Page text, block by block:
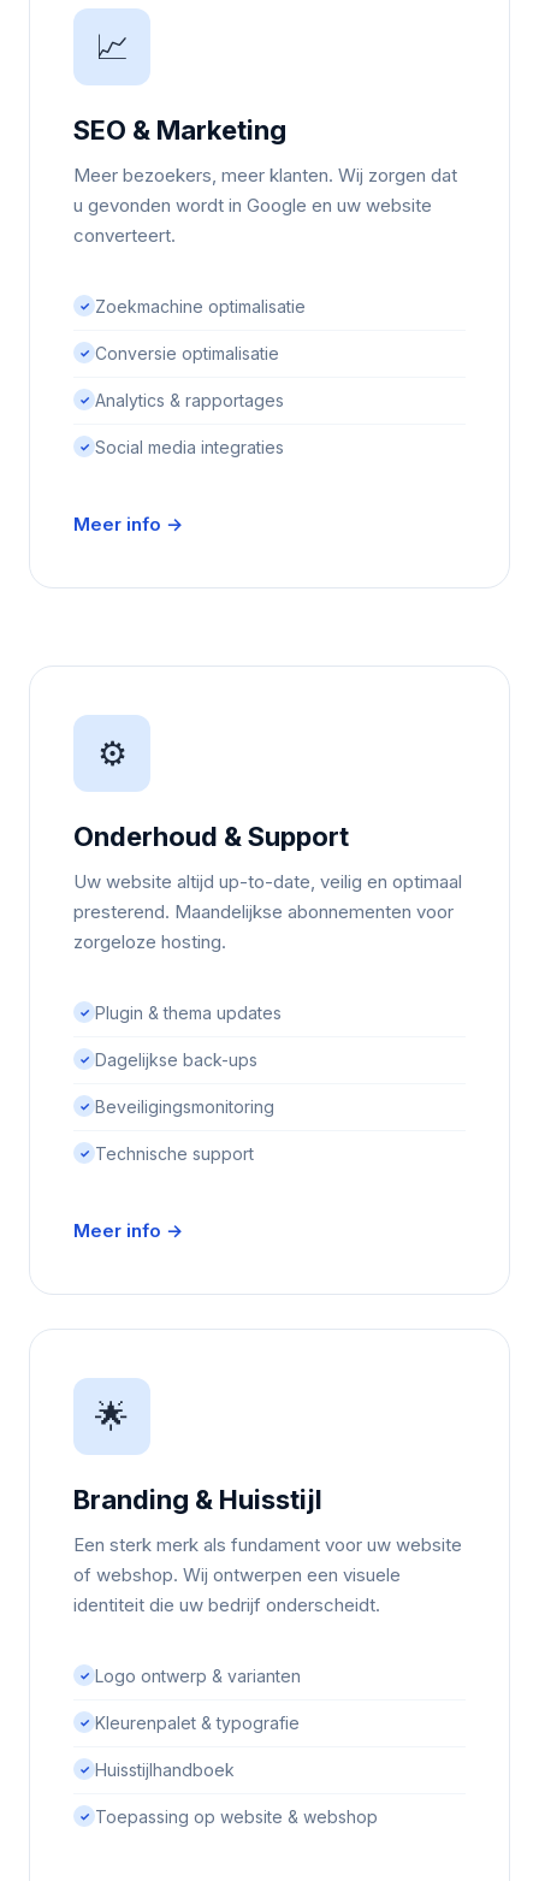
📈
SEO & Marketing
Meer bezoekers, meer klanten. Wij zorgen dat
u gevonden wordt in Google en uw website
converteert.
✓ Zoekmachine optimalisatie
✓ Conversie optimalisatie
✓ Analytics & rapportages
✓ Social media integraties
Meer info →
⚙
Onderhoud & Support
Uw website altijd up-to-date, veilig en optimaal
presterend. Maandelijkse abonnementen voor
zorgeloze hosting.
✓ Plugin & thema updates
✓ Dagelijkse back-ups
✓ Beveiligingsmonitoring
✓ Technische support
Meer info →
🌟
Branding & Huisstijl
Een sterk merk als fundament voor uw website
of webshop. Wij ontwerpen een visuele
identiteit die uw bedrijf onderscheidt.
✓ Logo ontwerp & varianten
✓ Kleurenpalet & typografie
✓ Huisstijlhandboek
✓ Toepassing op website & webshop